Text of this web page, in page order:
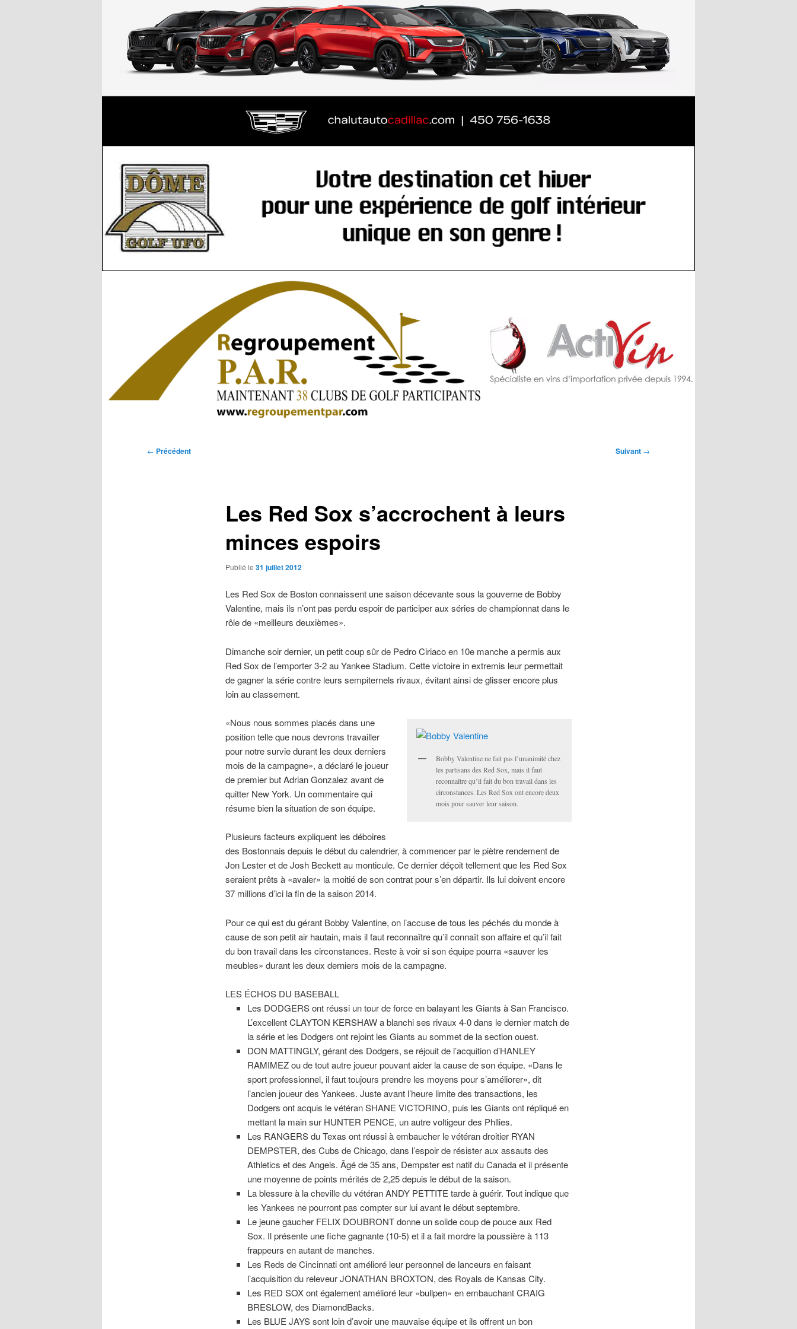
Navigation
← Précédent Suivant →
Les Red Sox s’accrochent à leurs
minces espoirs
Publié le 31 juillet 2012
Les Red Sox de Boston connaissent une saison décevante sous la gouverne de Bobby
Valentine, mais ils n’ont pas perdu espoir de participer aux séries de championnat dans le
rôle de «meilleurs deuxièmes».
Dimanche soir dernier, un petit coup sûr de Pedro Ciriaco en 10e manche a permis aux
Red Sox de l’emporter 3-2 au Yankee Stadium. Cette victoire in extremis leur permettait
de gagner la série contre leurs sempiternels rivaux, évitant ainsi de glisser encore plus
loin au classement.
Bobby Valentine ne fait pas l’unanimité chez
les partisans des Red Sox, mais il faut
reconnaître qu’il fait du bon travail dans les
circonstances. Les Red Sox ont encore deux
mois pour sauver leur saison.
«Nous nous sommes placés dans une
position telle que nous devrons travailler
pour notre survie durant les deux derniers
mois de la campagne», a déclaré le joueur
de premier but Adrian Gonzalez avant de
quitter New York. Un commentaire qui
résume bien la situation de son équipe.
Plusieurs facteurs expliquent les déboires
des Bostonnais depuis le début du calendrier, à commencer par le piètre rendement de
Jon Lester et de Josh Beckett au monticule. Ce dernier déçoit tellement que les Red Sox
seraient prêts à «avaler» la moitié de son contrat pour s’en départir. Ils lui doivent encore
37 millions d’ici la fin de la saison 2014.
Pour ce qui est du gérant Bobby Valentine, on l’accuse de tous les péchés du monde à
cause de son petit air hautain, mais il faut reconnaître qu’il connaît son affaire et qu’il fait
du bon travail dans les circonstances. Reste à voir si son équipe pourra «sauver les
meubles» durant les deux derniers mois de la campagne.
LES ÉCHOS DU BASEBALL
Les DODGERS ont réussi un tour de force en balayant les Giants à San Francisco.
L’excellent CLAYTON KERSHAW a blanchi ses rivaux 4-0 dans le dernier match de
la série et les Dodgers ont rejoint les Giants au sommet de la section ouest.
DON MATTINGLY, gérant des Dodgers, se réjouit de l’acquition d’HANLEY
RAMIMEZ ou de tout autre joueur pouvant aider la cause de son équipe. «Dans le
sport professionnel, il faut toujours prendre les moyens pour s’améliorer», dit
l’ancien joueur des Yankees. Juste avant l’heure limite des transactions, les
Dodgers ont acquis le vétéran SHANE VICTORINO, puis les Giants ont répliqué en
mettant la main sur HUNTER PENCE, un autre voltigeur des Phllies.
Les RANGERS du Texas ont réussi à embaucher le vétéran droitier RYAN
DEMPSTER, des Cubs de Chicago, dans l’espoir de résister aux assauts des
Athletics et des Angels. Âgé de 35 ans, Dempster est natif du Canada et il présente
une moyenne de points mérités de 2,25 depuis le début de la saison.
La blessure à la cheville du vétéran ANDY PETTITE tarde à guérir. Tout indique que
les Yankees ne pourront pas compter sur lui avant le début septembre.
Le jeune gaucher FELIX DOUBRONT donne un solide coup de pouce aux Red
Sox. Il présente une fiche gagnante (10-5) et il a fait mordre la poussière à 113
frappeurs en autant de manches.
Les Reds de Cincinnati ont amélioré leur personnel de lanceurs en faisant
l’acquisition du releveur JONATHAN BROXTON, des Royals de Kansas City.
Les RED SOX ont également amélioré leur «bullpen» en embauchant CRAIG
BRESLOW, des DiamondBacks.
Les BLUE JAYS sont loin d’avoir une mauvaise équipe et ils offrent un bon